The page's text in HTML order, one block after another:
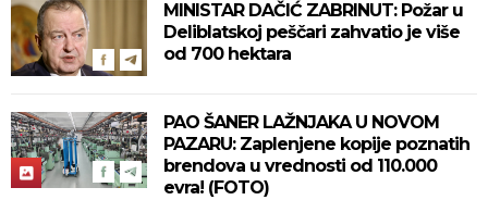
MINISTAR DAČIĆ ZABRINUT: Požar u
Deliblatskoj peščari zahvatio je više
od 700 hektara
PAO ŠANER LAŽNJAKA U NOVOM
PAZARU: Zaplenjene kopije poznatih
brendova u vrednosti od 110.000
evra! (FOTO)